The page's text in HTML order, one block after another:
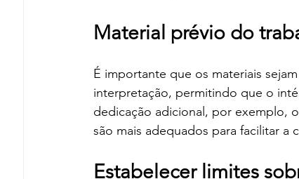
Material prévio do
É importante que os materiais
interpretação, permitindo que o
dedicação adicional, por exemplo,
são mais adequados para facilitar a
Estabelecer limites